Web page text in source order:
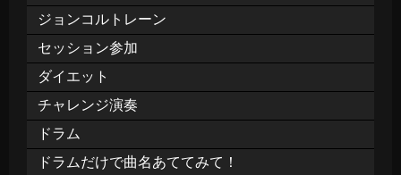
ジョンコルトレーン
セッション参加
ダイエット
チャレンジ演奏
ドラム
ドラムだけで曲名あててみて！